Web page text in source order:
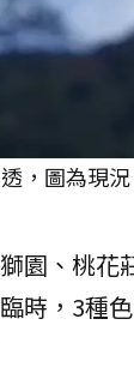
，圖為現
園、桃
時，3種